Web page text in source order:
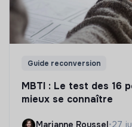
Guide reconversion
MBTI : Le test des 16
mieux se connaître
Marianne Roussel•27